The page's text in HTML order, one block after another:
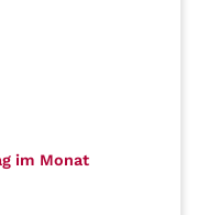
im Monat: